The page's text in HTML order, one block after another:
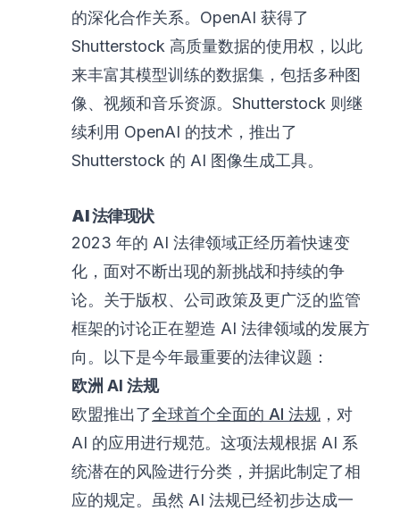
的深化合作关系。OpenAI 获得了
Shutterstock 高质量数据的使用权，以此
来丰富其模型训练的数据集，包括多种图
像、视频和音乐资源。Shutterstock 则继
续利用 OpenAI 的技术，推出了
Shutterstock 的 AI 图像生成工具。
AI 法律现状
2023 年的 AI 法律领域正经历着快速变
化，面对不断出现的新挑战和持续的争
论。关于版权、公司政策及更广泛的监管
框架的讨论正在塑造 AI 法律领域的发展方
向。以下是今年最重要的法律议题：
欧洲 AI 法规
欧盟推出了全球首个全面的 AI 法规 ，对
AI 的应用进行规范。这项法规根据 AI 系
统潜在的风险进行分类，并据此制定了相
应的规定。虽然 AI 法规已经初步达成一